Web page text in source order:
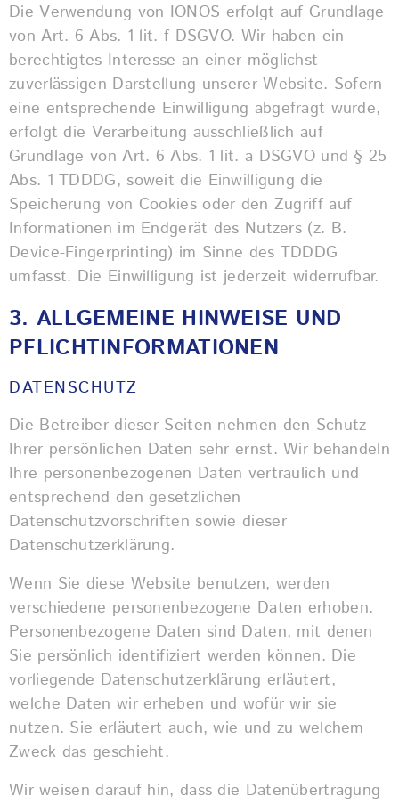
Die Verwendung von IONOS erfolgt auf Grundlage
von Art. 6 Abs. 1 lit. f DSGVO. Wir haben ein
berechtigtes Interesse an einer möglichst
zuverlässigen Darstellung unserer Website. Sofern
eine entsprechende Einwilligung abgefragt wurde,
erfolgt die Verarbeitung ausschließlich auf
Grundlage von Art. 6 Abs. 1 lit. a DSGVO und § 25
Abs. 1 TDDDG, soweit die Einwilligung die
Speicherung von Cookies oder den Zugriff auf
Informationen im Endgerät des Nutzers (z. B.
Device-Fingerprinting) im Sinne des TDDDG
umfasst. Die Einwilligung ist jederzeit widerrufbar.
3. ALLGEMEINE HINWEISE UND
PFLICHT­INFORMATIONEN
DATENSCHUTZ
Die Betreiber dieser Seiten nehmen den Schutz
Ihrer persönlichen Daten sehr ernst. Wir behandeln
Ihre personenbezogenen Daten vertraulich und
entsprechend den gesetzlichen
Datenschutzvorschriften sowie dieser
Datenschutzerklärung.
Wenn Sie diese Website benutzen, werden
verschiedene personenbezogene Daten erhoben.
Personenbezogene Daten sind Daten, mit denen
Sie persönlich identifiziert werden können. Die
vorliegende Datenschutzerklärung erläutert,
welche Daten wir erheben und wofür wir sie
nutzen. Sie erläutert auch, wie und zu welchem
Zweck das geschieht.
Wir weisen darauf hin, dass die Datenübertragung